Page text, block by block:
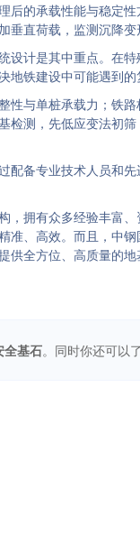
的承载性能与稳定
直荷载，监测沉降变
计是其中重点。在
铁建设中可能遇到的
与单桩承载力；铁
测，先低应变法初
备专业技术人员和
拥有众多经验丰富
、高效。而且，中
全方位、高质量的
全基石。同时你还可以